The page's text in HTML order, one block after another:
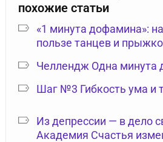
похожие статьи
«1 минута дофамина»:
пользе танцев и
Челлендж Одна минута
Шаг №3 Гибкость ума и
Из депрессии — в дело
Академия Счастья